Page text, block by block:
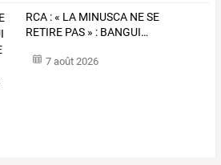
RCA :« LA MINUSCA NESE
RETIRE PAS » : BANGUI…
7 août 2026